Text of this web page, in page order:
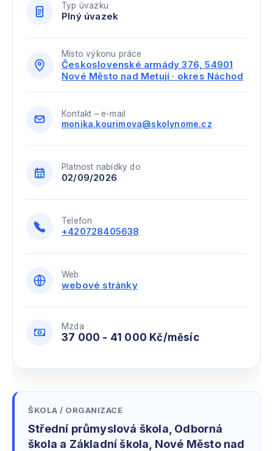
Typ úvazku
Plný úvazek
Místo výkonu práce
Československé armády 376, 54901
Nové Město nad Metují · okres Náchod
Kontakt – e-mail
monika.kourimova@skolynome.cz
Platnost nabídky do
02/09/2026
Telefon
+420728405638
Web
webové stránky
Mzda
37 000 - 41 000 Kč/měsíc
ŠKOLA / ORGANIZACE
Střední průmyslová škola, Odborná
škola a Základní škola, Nové Město nad